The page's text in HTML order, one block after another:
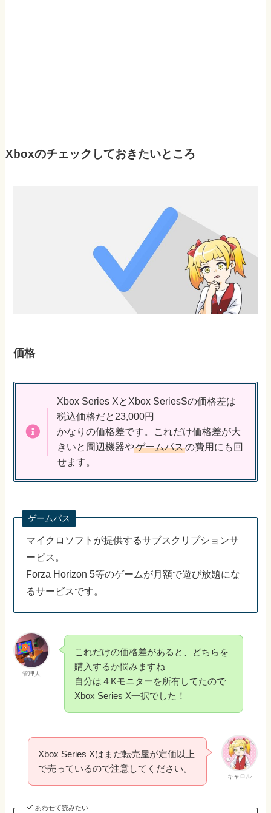
Xboxのチェックしておきたいところ
価格
Xbox Series XとXbox SeriesSの価格差は
税込価格だと23,000円
かなりの価格差です。これだけ価格差が大
きいと周辺機器やゲームパスの費用にも回
せます。
ゲームパス
マイクロソフトが提供するサブスクリプションサ
ービス。
Forza Horizon 5等のゲームが月額で遊び放題にな
るサービスです。
管理人
これだけの価格差があると、どちらを
購入するか悩みますね
自分は４Kモニターを所有してたので
Xbox Series X一択でした！
キャロル
Xbox Series Xはまだ転売屋が定価以上
で売っているので注意してください。
あわせて読みたい